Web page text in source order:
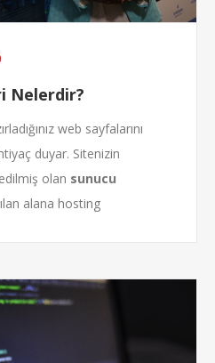
Nelerdir?
web sayfalarını
duyar. Sitenizin
olan sunucu
alana hosting
Sunucular sürekli açık ve
gerekmektedir.
girdiğinizde web sitesi